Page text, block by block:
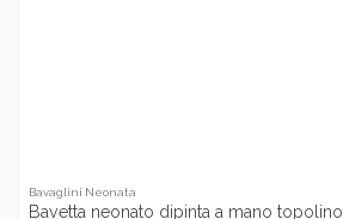
Bavaglini Neonata
Bavetta neonato dipinta a mano topolino